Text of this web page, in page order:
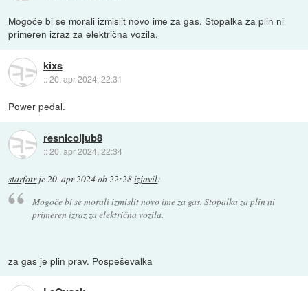
Mogoče bi se morali izmislit novo ime za gas. Stopalka za plin ni
primeren izraz za električna vozila.
kixs
::20. apr 2024, 22:31
Power pedal.
resnicoljub8
::20. apr 2024, 22:34
starfotrje 20. apr 2024 ob 22:28izjavil:
Mogoče bi se morali izmislit novo ime za gas. Stopalka za plin ni
primeren izraz za električna vozila.
za gas je plin prav. Pospeševalka